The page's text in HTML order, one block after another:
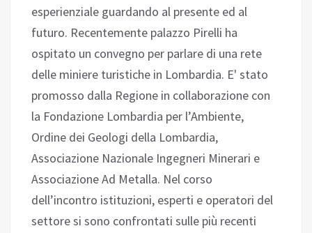
esperienziale guardando al presente ed al
futuro. Recentemente palazzo Pirelli ha
ospitato un convegno per parlare di una rete
delle miniere turistiche in Lombardia. E' stato
promosso dalla Regione in collaborazione con
la Fondazione Lombardia per l’Ambiente,
Ordine dei Geologi della Lombardia,
Associazione Nazionale Ingegneri Minerari e
Associazione Ad Metalla. Nel corso
dell’incontro istituzioni, esperti e operatori del
settore si sono confrontati sulle più recenti